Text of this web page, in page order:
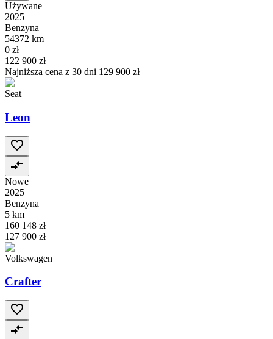
Używane
2025
Benzyna
54372 km
0 zł
122 900 zł
Najniższa cena z 30 dni 129 900 zł
Seat
Leon
Nowe
2025
Benzyna
5 km
160 148 zł
127 900 zł
Volkswagen
Crafter